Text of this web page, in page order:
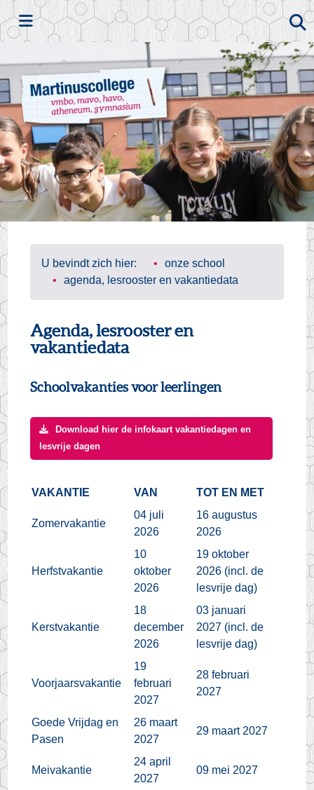
Zoeken
U bevindt zich hier:
onze school
agenda, lesrooster en vakantiedata
Agenda, lesrooster en
vakantiedata
Schoolvakanties voor leerlingen
Download hier de infokaart vakantiedagen en
lesvrije dagen
VAKANTIE VAN TOT EN MET
Zomervakantie
04 juli
2026
16 augustus
2026
Herfstvakantie
10
oktober
2026
19 oktober
2026 (incl. de
lesvrije dag)
Kerstvakantie
18
december
2026
03 januari
2027 (incl. de
lesvrije dag)
Voorjaarsvakantie
19
februari
2027
28 februari
2027
Goede Vrijdag en
Pasen
26 maart
2027
29 maart 2027
Meivakantie
24 april
2027
09 mei 2027